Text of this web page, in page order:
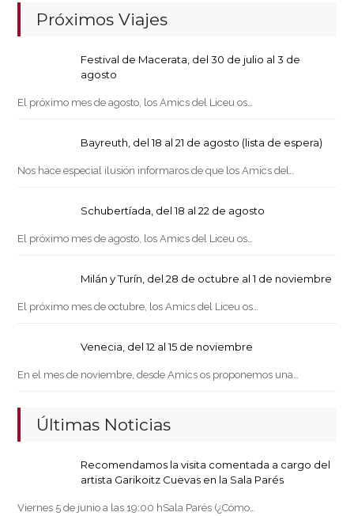
Próximos Viajes
Festival de Macerata, del 30 de julio al 3 de
agosto
El próximo mes de agosto, los Amics del Liceu os…
Bayreuth, del 18 al 21 de agosto (lista de espera)
Nos hace especial ilusión informaros de que los Amics del…
Schubertíada, del 18 al 22 de agosto
El próximo mes de agosto, los Amics del Liceu os…
Milán y Turín, del 28 de octubre al 1 de noviembre
El próximo mes de octubre, los Amics del Liceu os…
Venecia, del 12 al 15 de noviembre
En el mes de noviembre, desde Amics os proponemos una…
Últimas Noticias
Recomendamos la visita comentada a cargo del
artista Garikoitz Cuevas en la Sala Parés
Viernes 5 de junio a las 19:00 hSala Parés (¿Cómo…